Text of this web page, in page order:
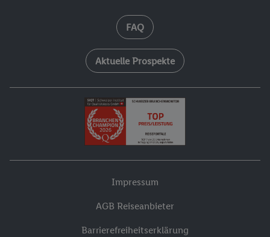
FAQ
Aktuelle Prospekte
Impressum
AGB Reiseanbieter
Barrierefreiheitserklärung